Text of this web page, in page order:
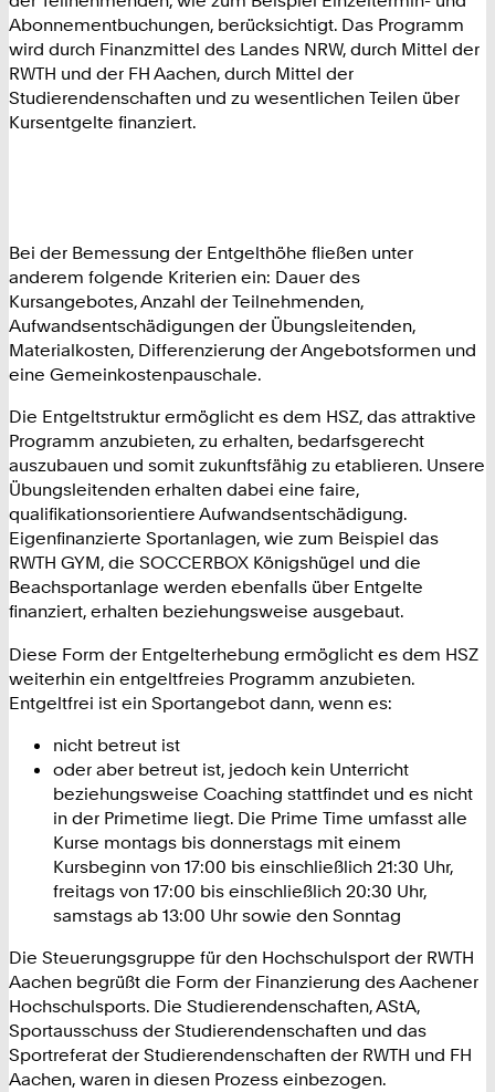
Abonnementbuchungen, berücksichtigt. Das Programm
wird durch Finanzmittel des Landes NRW, durch Mittel der
RWTH und der FH Aachen, durch Mittel der
Studierendenschaften und zu wesentlichen Teilen über
Kursentgelte finanziert.
Bei der Bemessung der Entgelthöhe fließen unter
anderem folgende Kriterien ein: Dauer des
Kursangebotes, Anzahl der Teilnehmenden,
Aufwandsentschädigungen der Übungsleitenden,
Materialkosten, Differenzierung der Angebotsformen und
eine Gemeinkostenpauschale.
Die Entgeltstruktur ermöglicht es dem HSZ, das attraktive
Programm anzubieten, zu erhalten, bedarfsgerecht
auszubauen und somit zukunftsfähig zu etablieren. Unsere
Übungsleitenden erhalten dabei eine faire,
qualifikationsorientiere Aufwandsentschädigung.
Eigenfinanzierte Sportanlagen, wie zum Beispiel das
RWTH GYM, die SOCCERBOX Königshügel und die
Beachsportanlage werden ebenfalls über Entgelte
finanziert, erhalten beziehungsweise ausgebaut.
Diese Form der Entgelterhebung ermöglicht es dem HSZ
weiterhin ein entgeltfreies Programm anzubieten.
Entgeltfrei ist ein Sportangebot dann, wenn es:
nicht betreut ist
oder aber betreut ist, jedoch kein Unterricht
beziehungsweise Coaching stattfindet und es nicht
in der Primetime liegt. Die Prime Time umfasst alle
Kurse montags bis donnerstags mit einem
Kursbeginn von 17:00 bis einschließlich 21:30 Uhr,
freitags von 17:00 bis einschließlich 20:30 Uhr,
samstags ab 13:00 Uhr sowie den Sonntag
Die Steuerungsgruppe für den Hochschulsport der RWTH
Aachen begrüßt die Form der Finanzierung des Aachener
Hochschulsports. Die Studierendenschaften, AStA,
Sportausschuss der Studierendenschaften und das
Sportreferat der Studierendenschaften der RWTH und FH
Aachen, waren in diesen Prozess einbezogen.